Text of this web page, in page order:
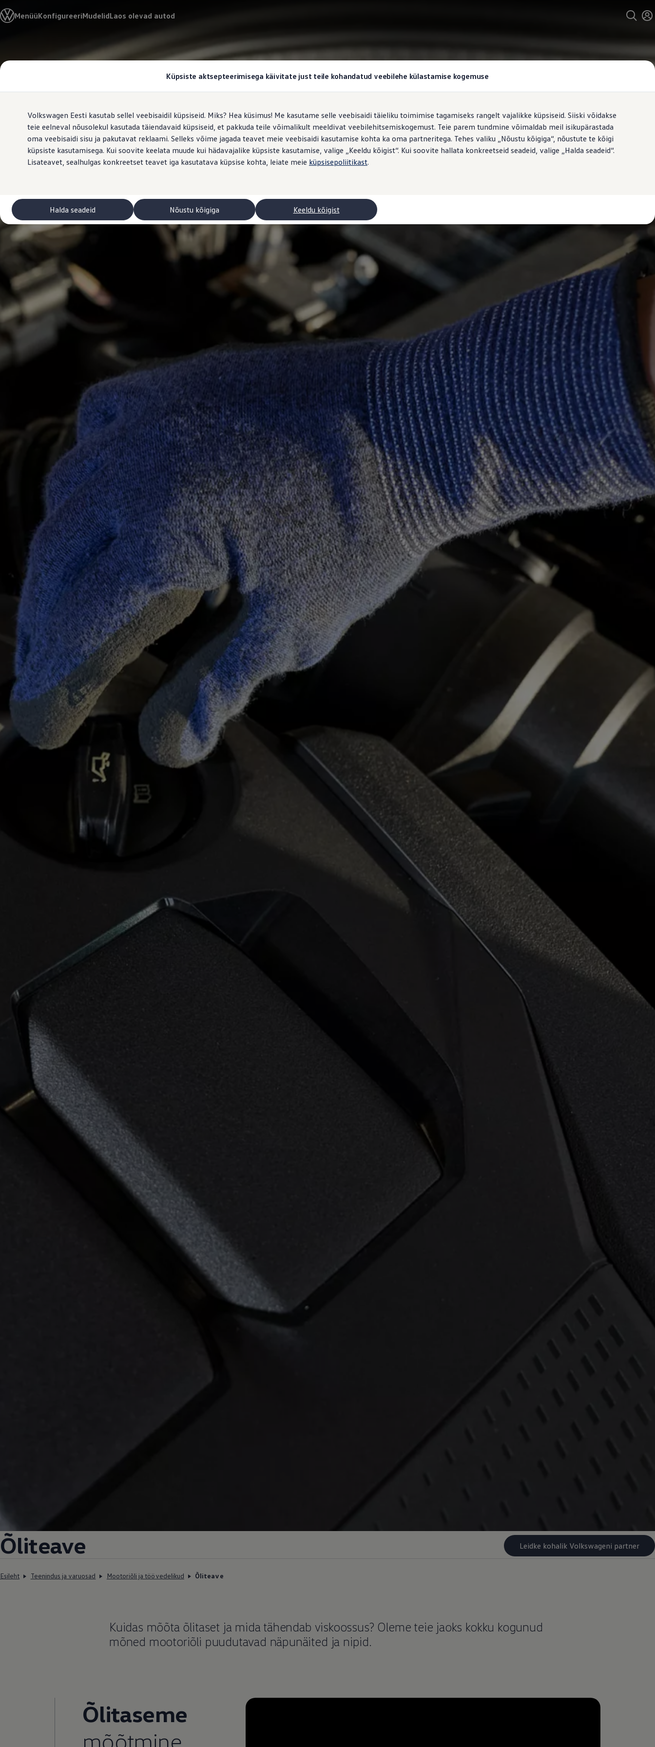
Küpsiste aktsepteerimisega käivitate just teile kohandatud veebilehe külastamise kogemuse
Volkswagen Eesti kasutab sellel veebisaidil küpsiseid. Miks? Hea küsimus! Me kasutame selle veebisaidi täieliku toimimise tagamiseks rangelt vajalikke küpsiseid. Siiski võidakse
teie eelneval nõusolekul kasutada täiendavaid küpsiseid, et pakkuda teile võimalikult meeldivat veebilehitsemiskogemust. Teie parem tundmine võimaldab meil isikupärastada
oma veebisaidi sisu ja pakutavat reklaami. Selleks võime jagada teavet meie veebisaidi kasutamise kohta ka oma partneritega. Tehes valiku „Nõustu kõigiga“, nõustute te kõigi
küpsiste kasutamisega. Kui soovite keelata muude kui hädavajalike küpsiste kasutamise, valige „Keeldu kõigist“. Kui soovite hallata konkreetseid seadeid, valige „Halda seadeid“.
Lisateavet, sealhulgas konkreetset teavet iga kasutatava küpsise kohta, leiate meie küpsisepoliitikast.
Nõustu kõigiga Keeldu kõigist
Halda seadeid
põhisisu
jaluse
MenüüKonfigureeriMudelidLaos olevad autod
Valige oma Volkswagen
Mudelid ja konfiguraator
Volkswageni linnamaasturid
Volkswageni tarbesõidukid. Igaks ülesandeks valmis
Autovahetus
Liising
Tasuta registreerimistasu sinu uuele Volkswagenile!
Tiguani pistikhübriid
Elektriautod ja hübriidautod
Pistikhübriid
Golf eHybrid
Touareg eHybrid
Ära iial ütle iial
ID. teadmised
Laadimine ja sõiduulatus
Jätkusuutlikkus
Elektrisõidukid töökojas: lõpp õlivahetustele
ID. tarkvarauuendus*
Elektriautode tarneajad
Ühenduvus
VW Connect
Kõik teenused
Upgrades
Lisavarustus ja teenindus
Teenindus ja varuosad
Volkswageni eelised
Mootoriõli ja töövedelikud
Veljed ja rehvid
Avarii- ja rikkeabi
Volkswageni teenindus
Lisatarvikud
Sise- ja väliskaitse
Transpordi- ja pagasilahendused
Meelelahutus ja elektroonika
Isikupärastamine
Seinalaadija ja laadimiskaablid
Klienditeave
Ringlussevõtt ja tagastamine
Tagasikutsumiskampaaniad
Hoiatus- ja märgutuled
Teie Volkswageni uusimad tarkvaravärskendused
Teie Volkswageni uusimad tarkvaravärskendused
Digitaalne juhend
myVolkswagen
Takata turvapadja ohutusalane tagasikutsumine
Õliteave Leidke kohalik Volkswageni partner
Esileht Teenindus ja varuosad Mootoriõli ja töövedelikud Õliteave
Kuidas mõõta õlitaset ja mida tähendab viskoossus? Oleme teie jaoks kokku kogunud
mõned mootoriõli puudutavad näpunäited ja nipid.
Õlitaseme
mõõtmine